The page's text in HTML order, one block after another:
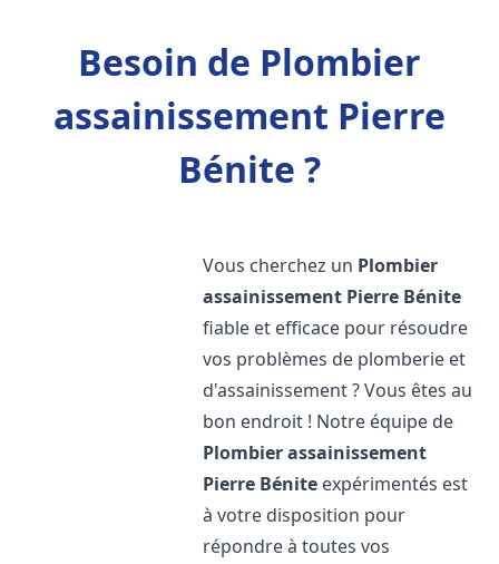
Besoin de Plombier
assainissement Pierre
Bénite ?
Vous cherchez un Plombier
assainissement Pierre Bénite
fiable et efficace pour résoudre
vos problèmes de plomberie et
d'assainissement ? Vous êtes au
bon endroit ! Notre équipe de
Plombier assainissement
Pierre Bénite expérimentés est
à votre disposition pour
répondre à toutes vos